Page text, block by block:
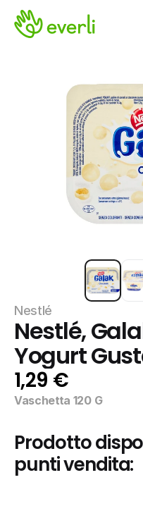
Nestlé
Nestlé,
Yogurt
1,29 €
Vaschetta 120 G
Prodotto
punti vendita: